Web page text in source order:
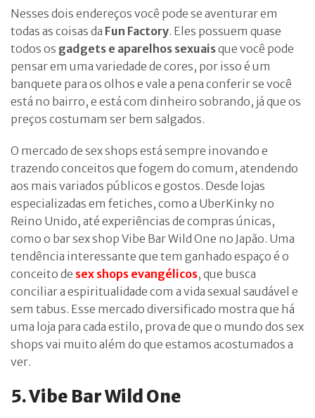
Nesses dois endereços você pode se aventurar em
todas as coisas da Fun Factory. Eles possuem quase
todos os gadgets e aparelhos sexuaisque você pode
pensar em uma variedade de cores, por isso é um
banquete para os olhos e vale a pena conferir se você
está no bairro, e está com dinheiro sobrando, já que os
preços costumam ser bem salgados.
O mercado de sex shops está sempre inovando e
trazendo conceitos que fogem do comum, atendendo
aos mais variados públicos e gostos. Desde lojas
especializadas em fetiches, como a UberKinky no
Reino Unido, até experiências de compras únicas,
como o bar sex shop Vibe Bar Wild One no Japão. Uma
tendência interessante que tem ganhado espaço é o
conceito de sex shops evangélicos, que busca
conciliar a espiritualidade com a vida sexual saudável e
sem tabus. Esse mercado diversificado mostra que há
uma loja para cada estilo, prova de que o mundo dos sex
shops vai muito além do que estamos acostumados a
ver.
5. Vibe Bar Wild One